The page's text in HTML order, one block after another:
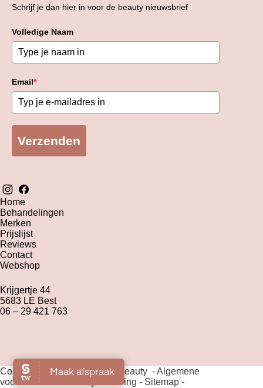
Schrijf je dan hier in voor de beauty nieuwsbrief
Volledige Naam
Email*
Verzenden
Home
Behandelingen
Merken
Prijslijst
Reviews
Contact
Webshop
Krijgertje 44
5683 LE Best
06 – 29 421 763
Copyright 2026 The Green Beauty -Algemene
voorwaarden
Privacyverklaring - Sitemap -